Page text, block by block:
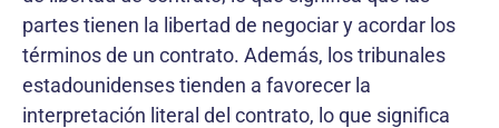
partes tienen la libertad de negociar y acordar los
términos de un contrato. Además, los tribunales
estadounidenses tienden a favorecer la
interpretación literal del contrato, lo que significa